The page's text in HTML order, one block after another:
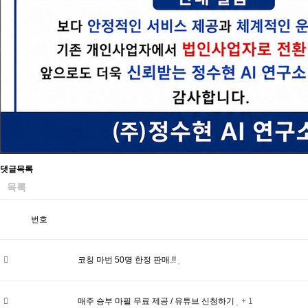
댓글목록
목록
번호
코칭 마번 50명 한정 판매.!!
매주 승부 마필 무료 제공 / 유튜브 신청하기 + 1